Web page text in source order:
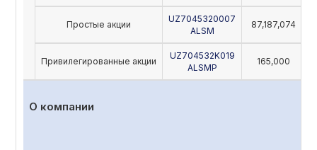
Простые акции
UZ7045320007
ALSM
87,187,074
Привилегированные акции
UZ704532K019
ALSMP
165,000
О компании